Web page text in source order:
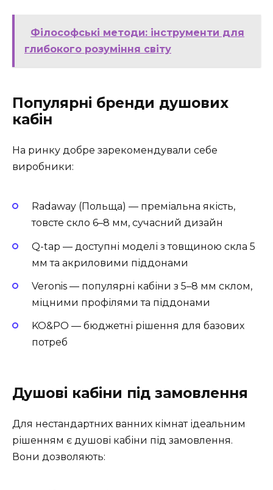
Філософські методи: інструменти для
глибокого розуміння світу
Популярні бренди душових
кабін
На ринку добре зарекомендували себе
виробники:
Radaway (Польща) — преміальна якість,
товсте скло 6–8 мм, сучасний дизайн
Q-tap — доступні моделі з товщиною скла 5
мм та акриловими піддонами
Veronis — популярні кабіни з 5–8 мм склом,
міцними профілями та піддонами
KO&PO — бюджетні рішення для базових
потреб
Душові кабіни під замовлення
Для нестандартних ванних кімнат ідеальним
рішенням є душові кабіни під замовлення.
Вони дозволяють: